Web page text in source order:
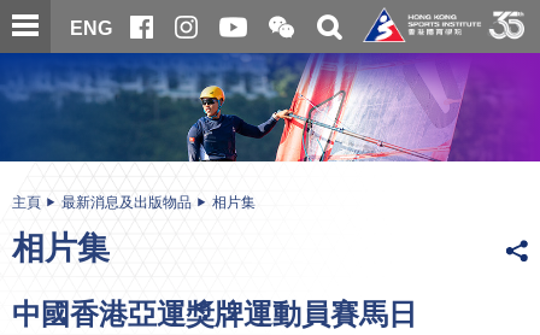
跳
至
內
ENG
開
合
微
信
二
維
碼
關
搜
尋
内
主頁 最新消息及出版物品 相片集
相片集
中國香港亞運獎牌運動員賽馬日